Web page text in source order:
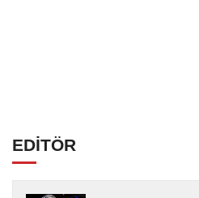
EDİTÖR